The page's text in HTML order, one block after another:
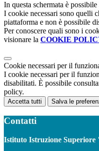
In questa schermata è
I cookie necessari sono quelli
piattaforma e non è possibile
Per conoscere quali sono i
visionare la COOKIE
Cookie necessari per il
I cookie necessari per il
disabilitati. È possibile
policy.
Accetta tutti Salva le
Contatti
Istituto Istruzione